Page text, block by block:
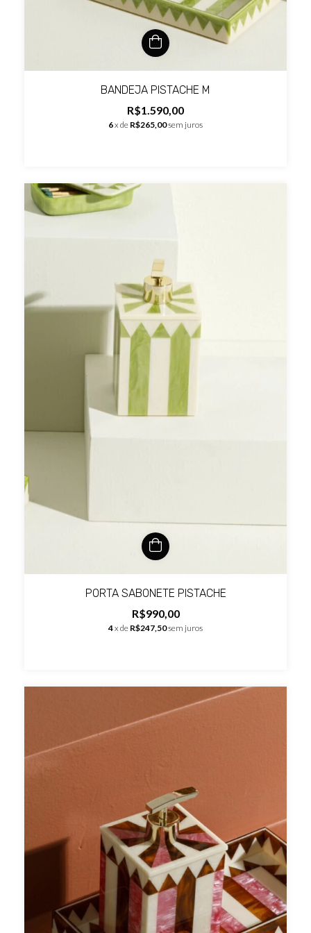
BANDEJA PISTACHE M
R$1.590,00
6x de R$265,00sem juros
PORTA SABONETE PISTACHE
R$990,00
4x de R$247,50sem juros